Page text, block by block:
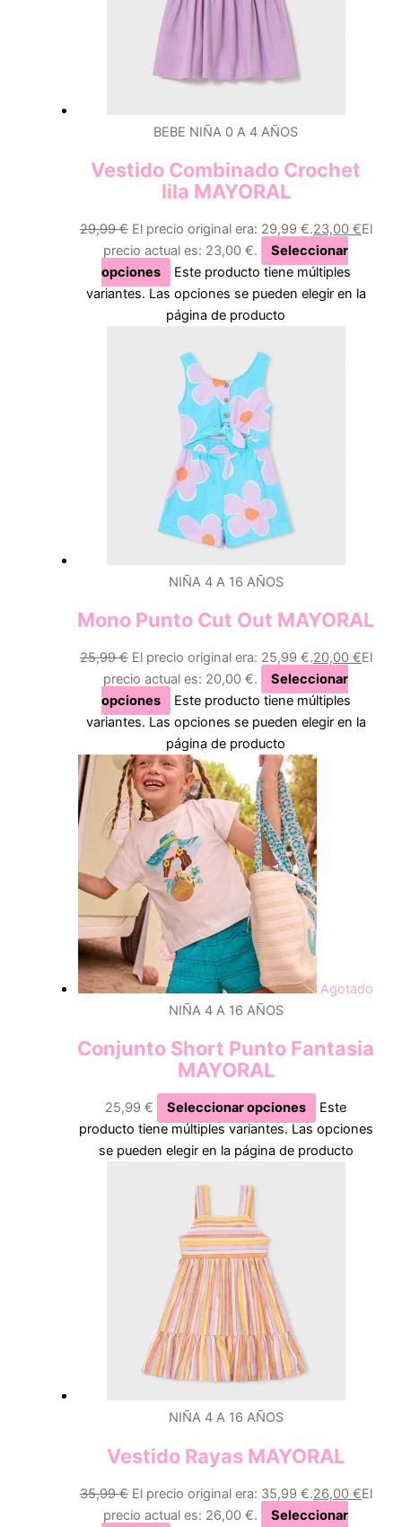
BEBE NIÑA 0 A 4 AÑOS
Vestido Combinado Crochet
lila MAYORAL
29,99€ El precio original era: 29,99 €.23,00 €El
precio actual es: 23,00 €.
Seleccionar
opciones
Este producto tiene múltiples
variantes. Las opciones se pueden elegir en la
página de producto
NIÑA 4 A 16 AÑOS
Mono Punto Cut Out MAYORAL
25,99€ El precio original era: 25,99 €.20,00 €El
precio actual es: 20,00 €.
Seleccionar
opciones
Este producto tiene múltiples
variantes. Las opciones se pueden elegir en la
página de producto
Agotado
NIÑA 4 A 16 AÑOS
Conjunto Short Punto Fantasia
MAYORAL
25,99€ Seleccionar opciones
Este
producto tiene múltiples variantes. Las opciones
se pueden elegir en la página de producto
NIÑA 4 A 16 AÑOS
Vestido Rayas MAYORAL
35,99€ El precio original era: 35,99 €.26,00 €El
precio actual es: 26,00 €.
Seleccionar